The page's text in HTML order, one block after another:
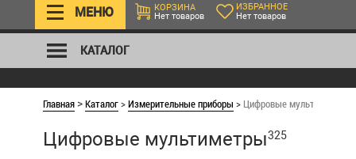
МЕНЮ
КОРЗИНА
Нет товаров
ИЗБРАННОЕ
Нет товаров
КАТАЛОГ
Главная >Каталог>Измерительные приборы > Цифровые мультиметры
Цифровые мультиметры325